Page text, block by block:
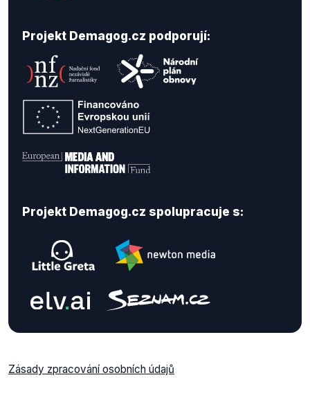
Projekt Demagog.cz podporují:
Projekt Demagog.cz spolupracuje s:
Zásady zpracování osobních údajů